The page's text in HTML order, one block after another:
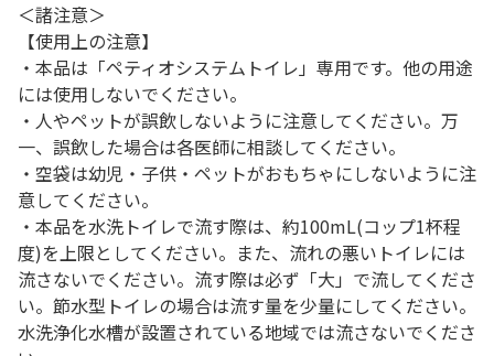
＜諸注意＞
【使用上の注意】
・本品は「ペティオシステムトイレ」専用です。他の用途
には使用しないでください。
・人やペットが誤飲しないように注意してください。万
一、誤飲した場合は各医師に相談してください。
・空袋は幼児・子供・ペットがおもちゃにしないように注
意してください。
・本品を水洗トイレで流す際は、約100mL(コップ1杯程
度)を上限としてください。また、流れの悪いトイレには
流さないでください。流す際は必ず「大」で流してくださ
い。節水型トイレの場合は流す量を少量にしてください。
水洗浄化水槽が設置されている地域では流さないでくださ